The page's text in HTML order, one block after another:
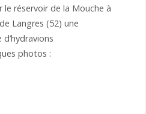
réservoir de la Mouche à
Langres (52) une
photos :